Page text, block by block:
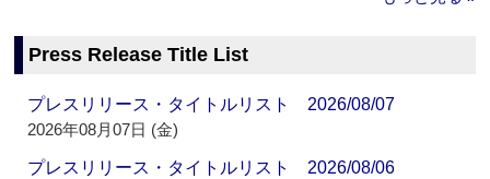
Press Release Title List
プレスリリース・タイトルリスト 2026/08/07
2026年08月07日 (金)
プレスリリース・タイトルリスト 2026/08/06